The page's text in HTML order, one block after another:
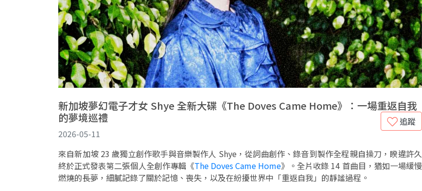
新加坡夢幻電子才女 Shye 全新大碟《The Doves Came Home》：一場重返自我
的夢境巡禮
追蹤
2026-05-11
來自新加坡 23 歲獨立創作歌手與音樂製作人 Shye，從詞曲創作、錄音到製作全程親自操刀，睽違許久
終於正式發表第二張個人全創作專輯《The Doves Came Home》。全片收錄 14 首曲目，猶如一場緩慢
燃燒的長夢，細膩記錄了關於記憶、喪失，以及在紛擾世界中「重返自我」的靜謐過程。